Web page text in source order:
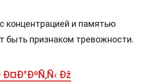
концентрацией и памятью
быть признаком тревожности.
Ð¤Ð°ÐºÑ‚Ñ‹ Ðž